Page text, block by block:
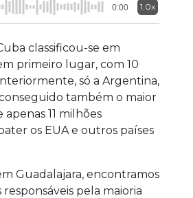
0:00 1.0x
classificou-se em
primeiro lugar, com 10
só a Argentina,
também o maior
11 milhões
os EUA e outros países
Guadalajara, encontramos
pela maioria